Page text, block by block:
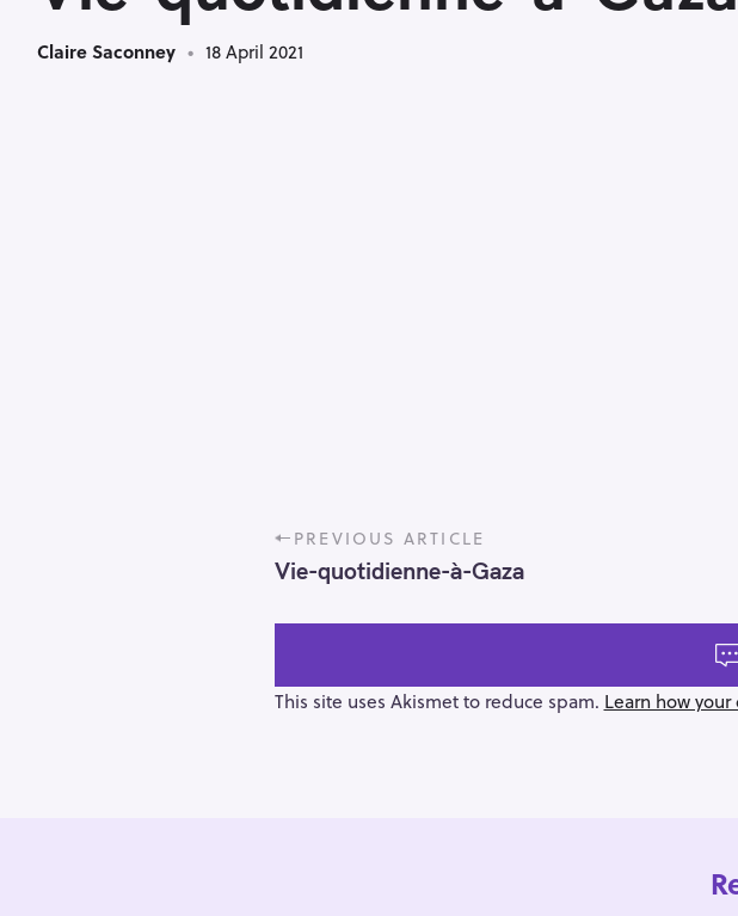
Claire Saconney 18 April 2021
P
o
s
t
v
PREVIOUS ARTICLE
Vie-quotidienne-à-Gaza
This site uses Akismet to reduce spam. Learn how